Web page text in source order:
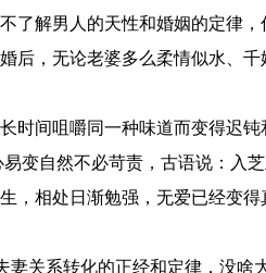
了解男人的天性和婚姻的定律
后，无论老婆多么柔情似水、
时间咀嚼同一种味道而变得迟钝
变自然不必苛责，古语说：入
，相处日渐勉强，无爱已经变
关系转化的正经和定律，没啥